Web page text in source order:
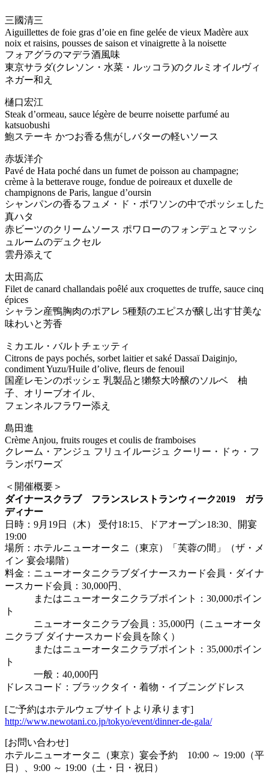
三國清三
Aiguillettes de foie gras d’oie en fine gelée de vieux Madère aux
noix et raisins, pousses de saison et vinaigrette à la noisette
フォアグラのマデラ酒風味
東京サラダ(クレソン・水菜・ルッコラ)のクルミオイルヴィ
ネガー和え
樋口宏江
Steak d’ormeau, sauce légère de beurre noisette parfumé au
katsuobushi
鮑ステーキ かつお香る焦がしバターの軽いソース
赤坂洋介
Pavé de Hata poché dans un fumet de poisson au champagne;
crème à la betterave rouge, fondue de poireaux et duxelle de
champignons de Paris, langue d’oursin
シャンパンの香るフュメ・ド・ポワソンの中でポッシェした
真ハタ
赤ビーツのクリームソース ポワローのフォンデュとマッシ
ュルームのデュクセル
雲丹添えて
太田高広
Filet de canard challandais poêlé aux croquettes de truffe, sauce cinq
épices
シャラン産鴨胸肉のポアレ 5種類のエピスが醸し出す甘美な
味わいと芳香
ミカエル・バルトチェッティ
Citrons de pays pochés, sorbet laitier et saké Dassaï Daiginjo,
condiment Yuzu/Huile d’olive, fleurs de fenouil
国産レモンのポッシェ 乳製品と獺祭大吟醸のソルベ 柚
子、オリーブオイル、
フェンネルフラワー添え
島田進
Crème Anjou, fruits rouges et coulis de framboises
クレーム・アンジュ フリュイルージュ クーリー・ドゥ・フ
ランボワーズ
＜開催概要＞
ダイナースクラブ フランスレストランウィーク2019 ガラ
ディナー
日時：9月19日（木） 受付18:15、ドアオープン18:30、開宴
19:00
場所：ホテルニューオータニ（東京）「芙蓉の間」（ザ・メ
イン 宴会場階）
料金：ニューオータニクラブダイナースカード会員・ダイナ
ースカード会員：30,000円、
またはニューオータニクラブポイント：30,000ポイン
ト
ニューオータニクラブ会員：35,000円（ニューオータ
ニクラブ ダイナースカード会員を除く）
またはニューオータニクラブポイント：35,000ポイン
ト
一般：40,000円
ドレスコード：ブラックタイ・着物・イブニングドレス
[ご予約はホテルウェブサイトより承ります]
http://www.newotani.co.jp/tokyo/event/dinner-de-gala/
[お問い合わせ]
ホテルニューオータニ（東京）宴会予約 10:00 ～ 19:00（平
日）、9:00 ～ 19:00（土・日・祝日）